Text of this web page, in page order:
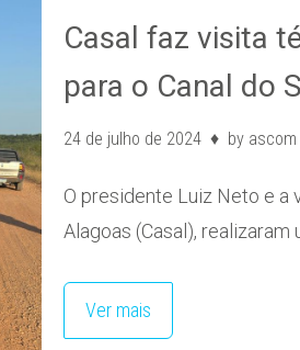
Casal faz visita
para o Canal do
24 de julho de 2024 by ascom
O presidente Luiz Neto e a
Alagoas (Casal),
Ver mais